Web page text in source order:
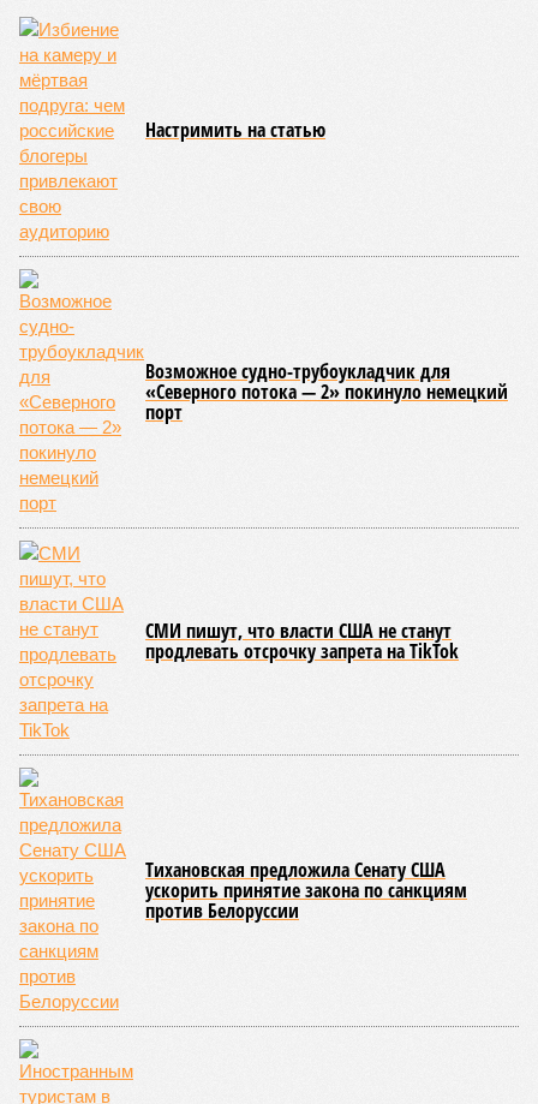
Настримить на статью
Возможное судно-трубоукладчик для
«Северного потока — 2» покинуло немецкий
порт
СМИ пишут, что власти США не станут
продлевать отсрочку запрета на TikTok
Тихановская предложила Сенату США
ускорить принятие закона по санкциям
против Белоруссии